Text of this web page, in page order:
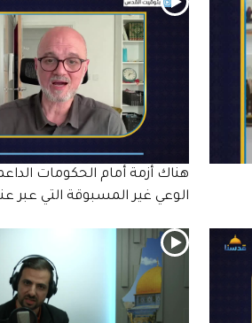
هناك أزمة أمام الحكومات
الوعي غير المسبوقة التي عبر